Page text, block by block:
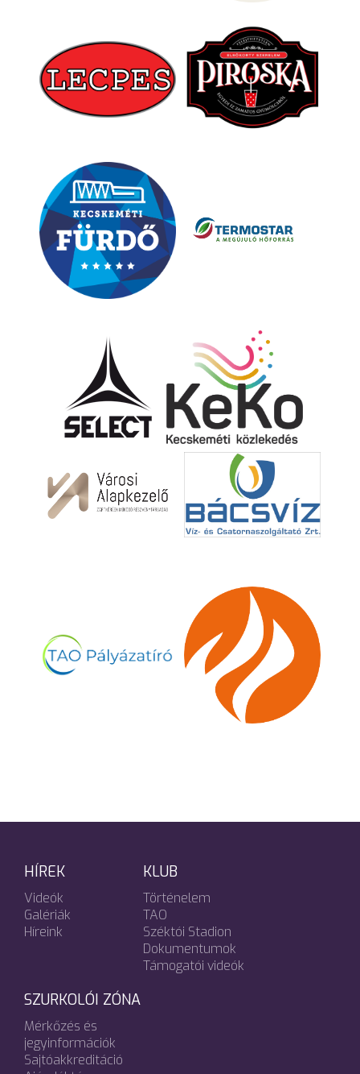
HÍREK
Videók
Galériák
Híreink
KLUB
Történelem
TAO
Széktói Stadion
Dokumentumok
Támogatói videók
SZURKOLÓI ZÓNA
Mérkőzés és
jegyinformációk
Sajtóakkreditáció